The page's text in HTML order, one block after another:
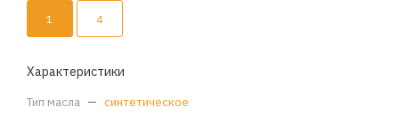
1 4
Характеристики
Тип масла — синтетическое